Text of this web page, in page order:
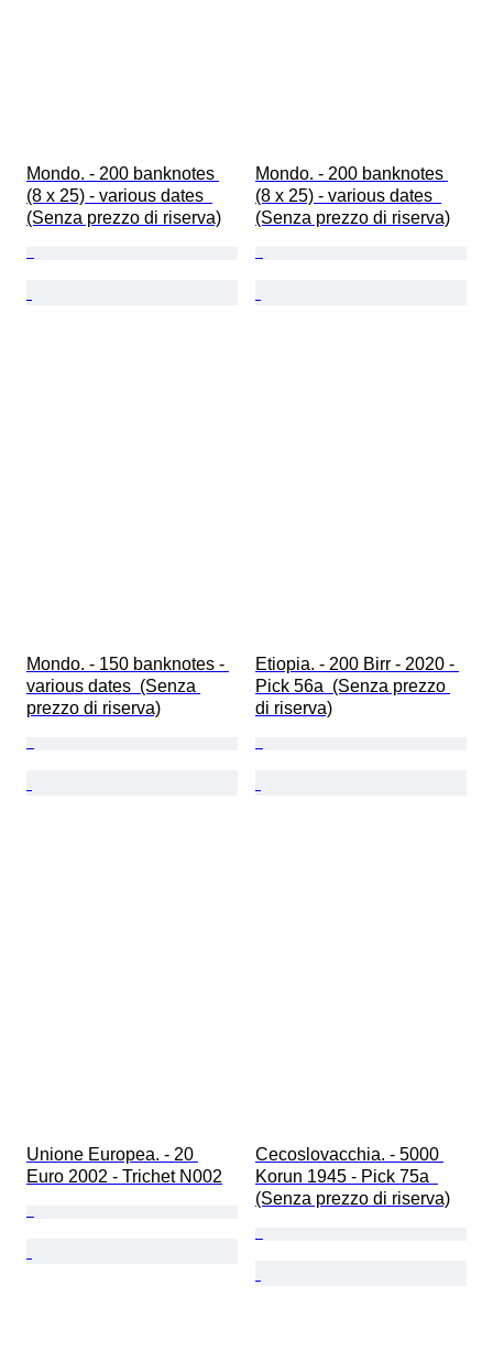
Mondo. - 200 banknotes
(8 x 25) - various dates
(Senza prezzo di riserva)
Mondo. - 200 banknotes
(8 x 25) - various dates
(Senza prezzo di riserva)
Mondo. - 150 banknotes -
various dates  (Senza
prezzo di riserva)
Etiopia. - 200 Birr - 2020 -
Pick 56a  (Senza prezzo
di riserva)
Unione Europea. - 20
Euro 2002 - Trichet N002
Cecoslovacchia. - 5000
Korun 1945 - Pick 75a
(Senza prezzo di riserva)